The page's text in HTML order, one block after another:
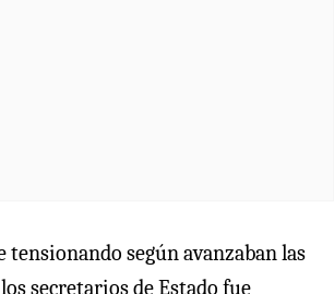
tensionando según avanzaban las
secretarios de Estado fue